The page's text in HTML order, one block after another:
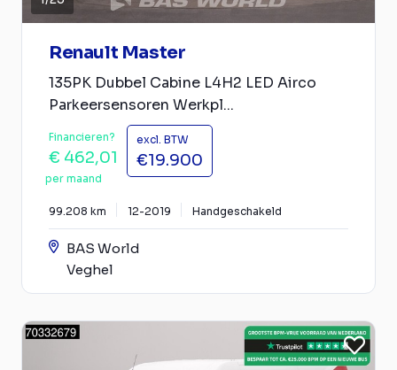
Renault Master
135PK Dubbel Cabine L4H2 LED Airco
Parkeersensoren Werkpl...
Financieren?
€ 462,01
per maand
excl. BTW
€19.900
99.208 km 12-2019 Handgeschakeld
BAS World
Veghel